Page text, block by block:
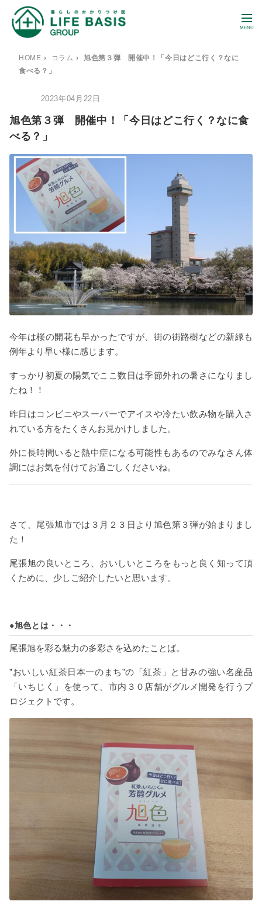
MENU
HOME › コラム ›
旭色第３弾 開催中！「今日はどこ行く？なに
食べる？」
2023年04月22日
旭色第３弾 開催中！「今日はどこ行く？なに食
べる？」
今年は桜の開花も早かったですが、街の街路樹などの新緑も
例年より早い様に感じます。
すっかり初夏の陽気でここ数日は季節外れの暑さになりまし
たね！！
昨日はコンビニやスーパーでアイスや冷たい飲み物を購入さ
れている方をたくさんお見かけしました。
外に長時間いると熱中症になる可能性もあるのでみなさん体
調にはお気を付けてお過ごしくださいね。
さて、尾張旭市では３月２３日より旭色第３弾が始まりまし
た！
尾張旭の良いところ、おいしいところをもっと良く知って頂
くために、少しご紹介したいと思います。
●旭色とは・・・
尾張旭を彩る魅力の多彩さを込めたことば。
”おいしい紅茶日本一のまち”の「紅茶」と甘みの強い名産品
「いちじく」を使って、市内３０店舗がグルメ開発を行うプ
ロジェクトです。